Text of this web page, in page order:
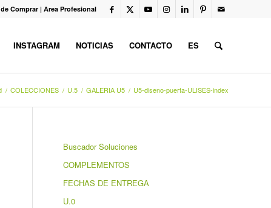
Comprar | Area Profesional
INSTAGRAM NOTICIAS CONTACTO ES
/ COLECCIONES / U.5 / GALERIA U5 / U5-diseno-puerta-ULISES-index
Buscador Soluciones
COMPLEMENTOS
FECHAS DE ENTREGA
U.0